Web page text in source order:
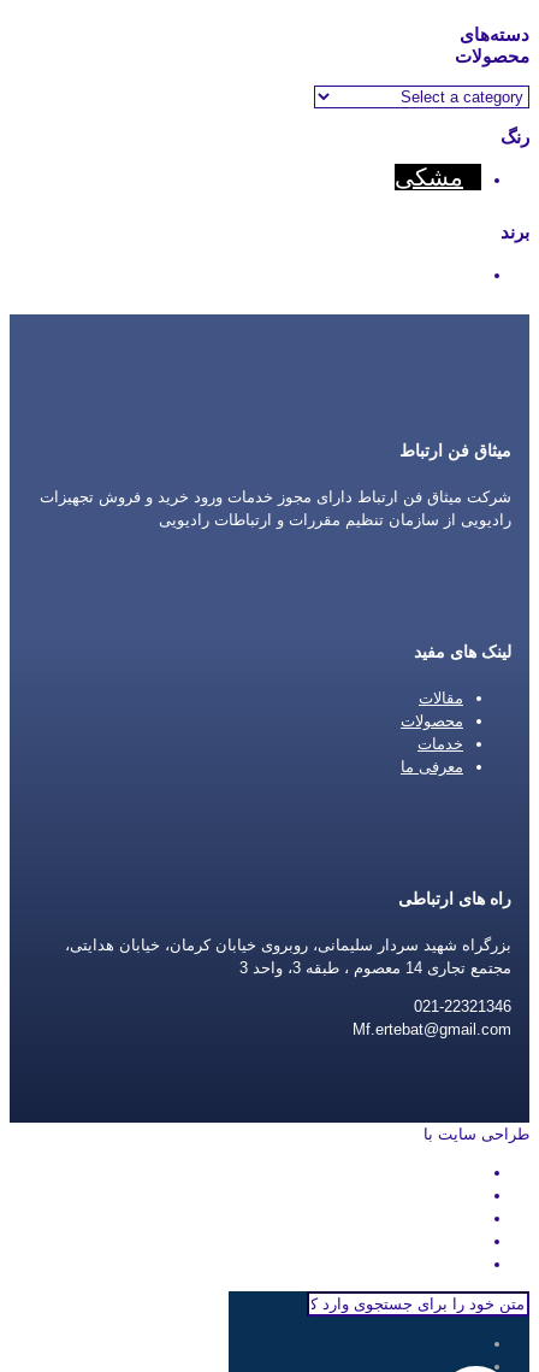
دسته‌های
محصولات
رنگ
مشکی
برند
میثاق فن ارتباط
شرکت میثاق فن ارتباط دارای مجوز خدمات ورود خرید و فروش تجهیزات
رادیویی از سازمان تنظیم مقررات و ارتباطات رادیویی
لینک های مفید
مقالات
محصولات
خدمات
معرفی ما
راه های ارتباطی
بزرگراه شهید سردار سلیمانی، روبروی خیابان کرمان، خیابان هدایتی،
مجتمع تجاری 14 معصوم ، طبقه 3، واحد 3
021-22321346
Mf.ertebat@gmail.com
طراحی سایت با